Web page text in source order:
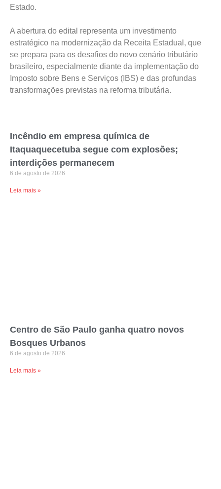
Estado.
A abertura do edital representa um investimento
estratégico na modernização da Receita Estadual, que
se prepara para os desafios do novo cenário tributário
brasileiro, especialmente diante da implementação do
Imposto sobre Bens e Serviços (IBS) e das profundas
transformações previstas na reforma tributária.
Incêndio em empresa química de
Itaquaquecetuba segue com explosões;
interdições permanecem
6 de agosto de 2026
Leia mais »
Centro de São Paulo ganha quatro novos
Bosques Urbanos
6 de agosto de 2026
Leia mais »